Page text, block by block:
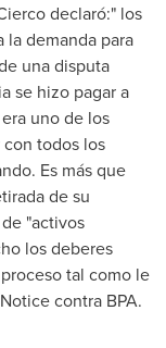
declaró:" los
demanda para
una disputa
se hizo pagar a
uno de los
todos los
Es más que
de su
"activos
los deberes
tal como le
contra BPA.